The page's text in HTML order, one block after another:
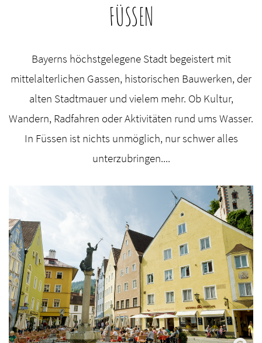
FÜSSEN
Bayerns höchstgelegene Stadt begeistert mit
mittelalterlichen Gassen, historischen Bauwerken, der
alten Stadtmauer und vielem mehr. Ob Kultur,
Wandern, Radfahren oder Aktivitäten rund ums Wasser.
In Füssen ist nichts unmöglich, nur schwer alles
unterzubringen....